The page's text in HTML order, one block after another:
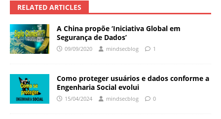
RELATED ARTICLES
A China propõe ‘Iniciativa Global em
Segurança de Dados’
09/09/2020 mindsecblog 1
Como proteger usuários e dados conforme a
Engenharia Social evolui
15/04/2024 mindsecblog 0